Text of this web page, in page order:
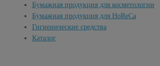
Бумажная продукция для косметологии
Бумажная продукция для HoReCa
Гигиенические средства
Каталог